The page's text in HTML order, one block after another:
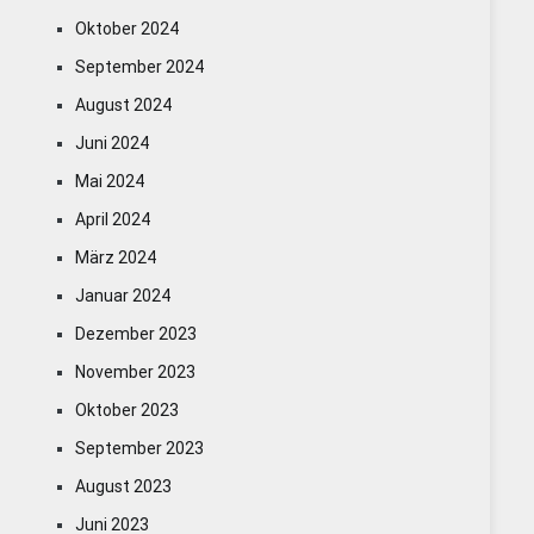
Oktober 2024
September 2024
August 2024
Juni 2024
Mai 2024
April 2024
März 2024
Januar 2024
Dezember 2023
November 2023
Oktober 2023
September 2023
August 2023
Juni 2023